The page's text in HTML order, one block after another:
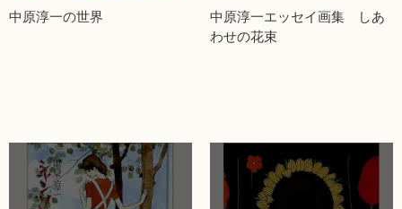
中原淳一の世界
中原淳一エッセイ画集 しあ
わせの花束